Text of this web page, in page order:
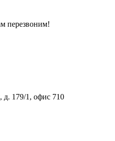
перезвоним!
д. 179/1, офис 710